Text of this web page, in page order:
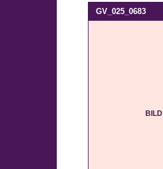
GV_025_0683
BILD